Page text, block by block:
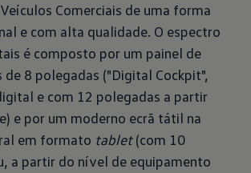
Comerciais de uma forma
e com alta qualidade. O espectro
é composto por um painel de
8 polegadas ("Digital Cockpit",
e com 12 polegadas a partir
e por um moderno ecrã tátil na
em formato tablet(com 10
a partir do nível de equipamento